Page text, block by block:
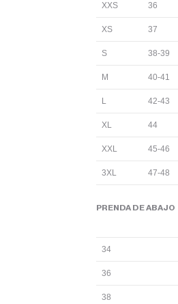
XXS 36
XS 37
S 38-39
M 40-41
L 42-43
XL 44
XXL 45-46
3XL 47-48
PRENDA DE ABAJO
34
36
38